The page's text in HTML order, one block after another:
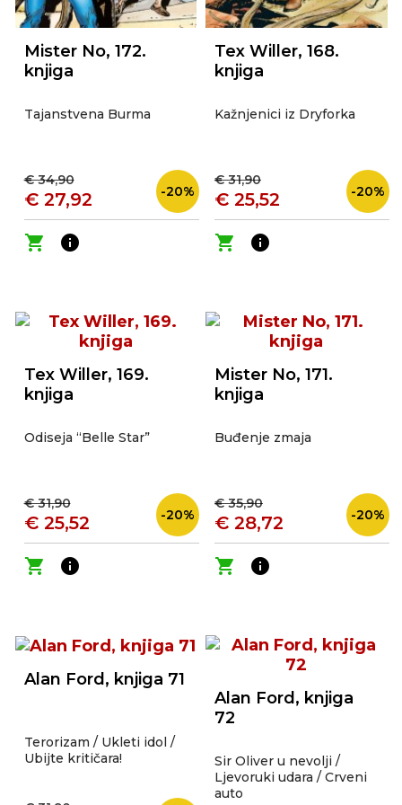
Mister No, 172.
knjiga
Tajanstvena Burma
€ 34,90
€ 27,92 -20%
shopping_cart info
Tex Willer, 168.
knjiga
Kažnjenici iz Dryforka
€ 31,90
€ 25,52 -20%
shopping_cart info
Tex Willer, 169.
knjiga
Odiseja “Belle Star”
€ 31,90
€ 25,52 -20%
shopping_cart info
Mister No, 171.
knjiga
Buđenje zmaja
€ 35,90
€ 28,72 -20%
shopping_cart info
Alan Ford, knjiga 71
Terorizam / Ukleti idol /
Ubijte kritičara!
Alan Ford, knjiga
72
Sir Oliver u nevolji /
Ljevoruki udara / Crveni
auto